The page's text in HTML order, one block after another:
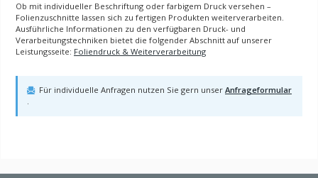
Ob mit individueller Beschriftung oder farbigem Druck versehen –
Folienzuschnitte lassen sich zu fertigen Produkten weiterverarbeiten.
Ausführliche Informationen zu den verfügbaren Druck- und
Verarbeitungstechniken bietet die folgender Abschnitt auf unserer
Leistungsseite: Foliendruck & Weiterverarbeitung
Anfrage zu Sonderzuschnitt oder Druck stellen
Für individuelle Anfragen nutzen Sie gern unser Anfrageformular
.